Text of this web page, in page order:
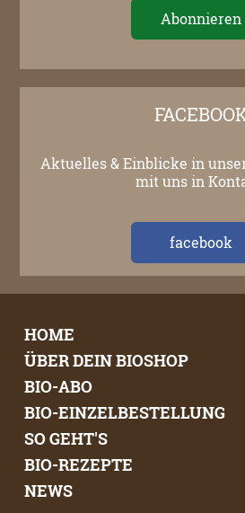
Aktuelles & Einblicke in
mit uns in
facebook
HOME
ÜBER DEIN BIOSHOP
BIO-ABO
BIO-EINZELBESTELLUNG
SO GEHT'S
BIO-REZEPTE
NEWS